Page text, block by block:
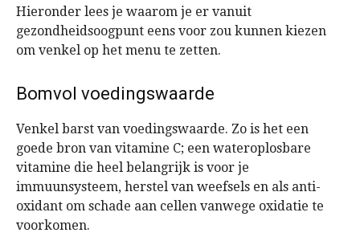
Hieronder lees je waarom je er vanuit
gezondheidsoogpunt eens voor zou kunnen kiezen
om venkel op het menu te zetten.
Bomvol voedingswaarde
Venkel barst van voedingswaarde. Zo is het een
goede bron van vitamine C; een wateroplosbare
vitamine die heel belangrijk is voor je
immuunsysteem, herstel van weefsels en als anti-
oxidant om schade aan cellen vanwege oxidatie te
voorkomen.